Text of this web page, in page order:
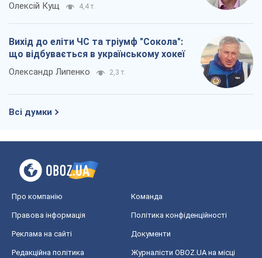
Олексій Кущ 4,4 т.
Вихід до еліти ЧС та тріумф "Сокола":
що відбувається в українському хокеї
Олександр Липенко 2,3 т.
Всі думки
Про компанію Команда
Правова інформація Політика конфіденційності
Реклама на сайті Документи
Редакційна політика
Журналісти OBOZ.UA на місці